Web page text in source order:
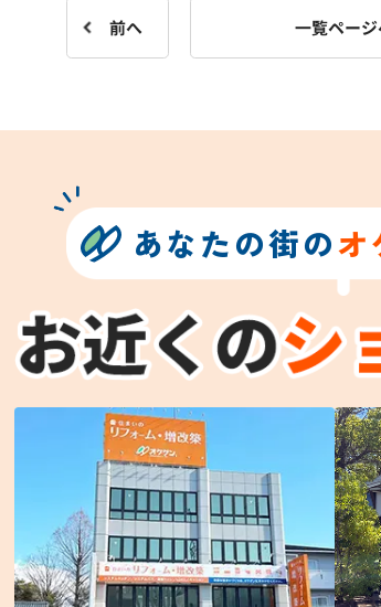
前へ 一覧ページ
あなたの街のオ